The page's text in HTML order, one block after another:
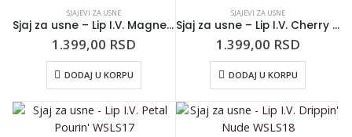
SJAJEVI ZA USNE
Sjaj za usne – Lip I.V. Magneta Mist WSLS19
1.399,00 RSD
DODAJ U KORPU
SJAJEVI ZA USNE
Sjaj za usne – Lip I.V. Cherry Drenched WSLS22
1.399,00 RSD
DODAJ U KORPU